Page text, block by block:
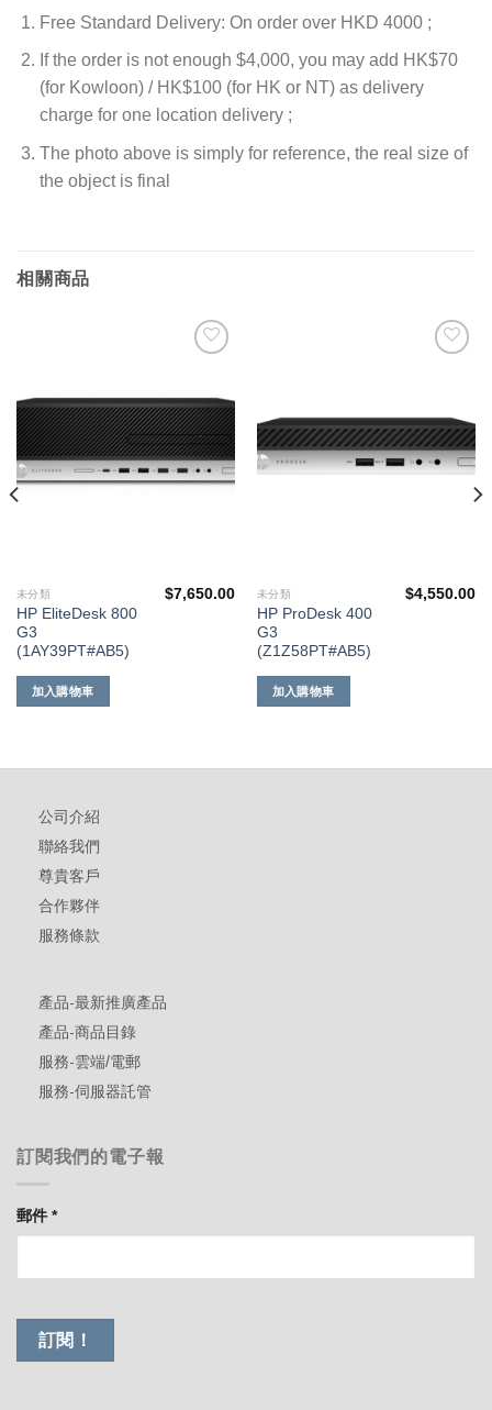
Free Standard Delivery: On order over HKD 4000 ;
If the order is not enough $4,000, you may add HK$70
(for Kowloon) / HK$100 (for HK or NT) as delivery
charge for one location delivery ;
The photo above is simply for reference, the real size of
the object is final
相關商品
望清
單
未分類
HP EliteDesk 800
G3
(1AY39PT#AB5)
$7,650.00
加入購物車
單
未分類
HP ProDesk 400
G3
(Z1Z58PT#AB5)
$4,550.00
加入購物車
公司介紹
聯絡我們
尊貴客戶
合作夥伴
服務條款
產品-最新推廣產品
產品-商品目錄
服務-雲端/電郵
服務-伺服器託管
訂閱我們的電子報
郵件*